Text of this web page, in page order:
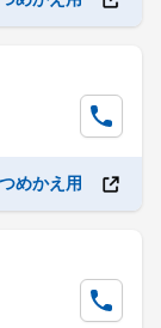
めかえ用